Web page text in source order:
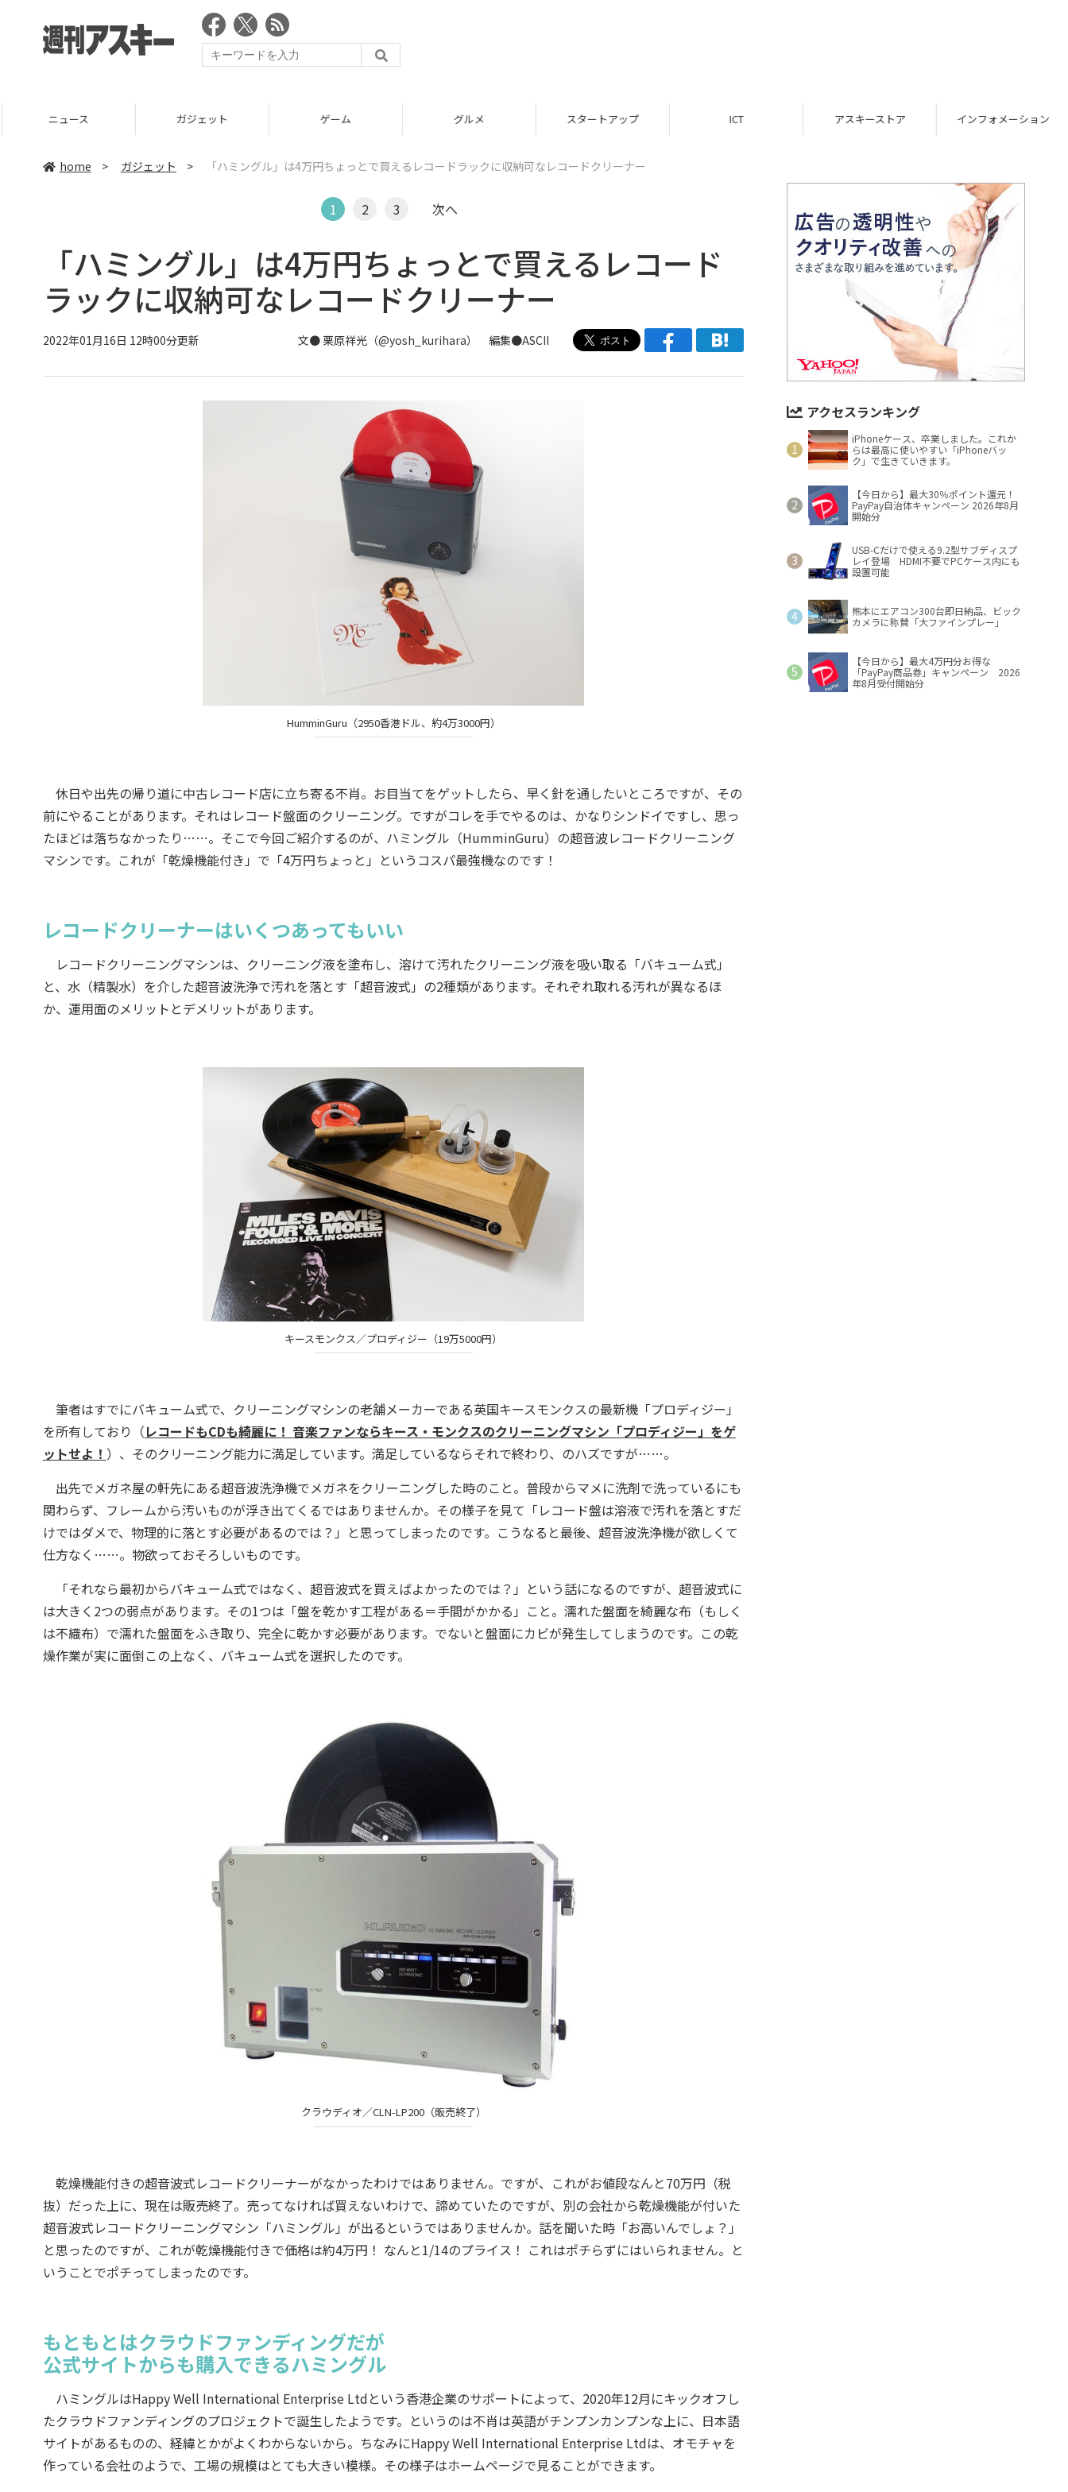
ニュース ガジェット ゲーム グルメ スタートアップ ICT アスキーストア インフォメーション
home > ガジェット > 「ハミングル」は4万円ちょっとで買えるレコードラックに収納可なレコードクリーナー
1 2 3 次へ
「ハミングル」は4万円ちょっとで買えるレコード
ラックに収納可なレコードクリーナー
2022年01月16日 12時00分更新 文● 栗原祥光（@yosh_kurihara） 編集●ASCII
HumminGuru（2950香港ドル、約4万3000円）
休日や出先の帰り道に中古レコード店に立ち寄る不肖。お目当てをゲットしたら、早く針を通したいところですが、その
前にやることがあります。それはレコード盤面のクリーニング。ですがコレを手でやるのは、かなりシンドイですし、思っ
たほどは落ちなかったり……。そこで今回ご紹介するのが、ハミングル（HumminGuru）の超音波レコードクリーニング
マシンです。これが「乾燥機能付き」で「4万円ちょっと」というコスパ最強機なのです！
レコードクリーナーはいくつあってもいい
レコードクリーニングマシンは、クリーニング液を塗布し、溶けて汚れたクリーニング液を吸い取る「バキューム式」
と、水（精製水）を介した超音波洗浄で汚れを落とす「超音波式」の2種類があります。それぞれ取れる汚れが異なるほ
か、運用面のメリットとデメリットがあります。
キースモンクス／プロディジー（19万5000円）
筆者はすでにバキューム式で、クリーニングマシンの老舗メーカーである英国キースモンクスの最新機「プロディジー」
を所有しており（レコードもCDも綺麗に！ 音楽ファンならキース・モンクスのクリーニングマシン「プロディジー」をゲ
ットせよ！ ）、そのクリーニング能力に満足しています。満足しているならそれで終わり、のハズですが……。
出先でメガネ屋の軒先にある超音波洗浄機でメガネをクリーニングした時のこと。普段からマメに洗剤で洗っているにも
関わらず、フレームから汚いものが浮き出てくるではありませんか。その様子を見て「レコード盤は溶液で汚れを落とすだ
けではダメで、物理的に落とす必要があるのでは？」と思ってしまったのです。こうなると最後、超音波洗浄機が欲しくて
仕方なく……。物欲っておそろしいものです。
「それなら最初からバキューム式ではなく、超音波式を買えばよかったのでは？」という話になるのですが、超音波式に
は大きく2つの弱点があります。その1つは「盤を乾かす工程がある＝手間がかかる」こと。濡れた盤面を綺麗な布（もしく
は不織布）で濡れた盤面をふき取り、完全に乾かす必要があります。でないと盤面にカビが発生してしまうのです。この乾
燥作業が実に面倒この上なく、バキューム式を選択したのです。
クラウディオ／CLN-LP200（販売終了）
乾燥機能付きの超音波式レコードクリーナーがなかったわけではありません。ですが、これがお値段なんと70万円（税
抜）だった上に、現在は販売終了。売ってなければ買えないわけで、諦めていたのですが、別の会社から乾燥機能が付いた
超音波式レコードクリーニングマシン「ハミングル」が出るというではありませんか。話を聞いた時「お高いんでしょ？」
と思ったのですが、これが乾燥機能付きで価格は約4万円！ なんと1/14のプライス！ これはポチらずにはいられません。と
いうことでポチってしまったのです。
もともとはクラウドファンディングだが
公式サイトからも購入できるハミングル
ハミングルはHappy Well International Enterprise Ltdという香港企業のサポートによって、2020年12月にキックオフし
たクラウドファンディングのプロジェクトで誕生したようです。というのは不肖は英語がチンプンカンプンな上に、日本語
サイトがあるものの、経緯とかがよくわからないから。ちなみにHappy Well International Enterprise Ltdは、オモチャを
作っている会社のようで、工場の規模はとても大きい模様。その様子はホームページで見ることができます。
アクセスランキング
iPhoneケース、卒業しました。これか
らは最高に使いやすい「iPhoneバッ
ク」で生きていきます。
【今日から】最大30％ポイント還元！
PayPay自治体キャンペーン 2026年8月
開始分
USB-Cだけで使える9.2型サブディスプ
レイ登場 HDMI不要でPCケース内にも
設置可能
熊本にエアコン300台即日納品、ビック
カメラに称賛「大ファインプレー」
【今日から】最大4万円分お得な
「PayPay商品券」キャンペーン 2026
年8月受付開始分